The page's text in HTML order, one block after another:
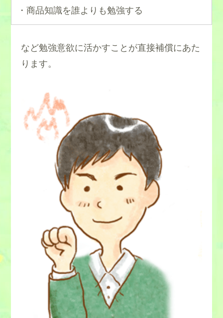
・商品知識を誰よりも勉強する
など勉強意欲に活かすことが直接補償にあた
ります。